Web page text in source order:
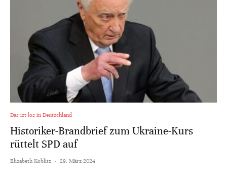
Das ist los in Deutschland
Historiker-Brandbrief zum Ukraine-Kurs
rüttelt SPD auf
Elisabeth Koblitz · 29. März 2024